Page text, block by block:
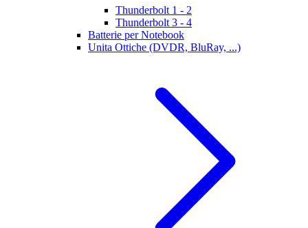
Thunderbolt 1 - 2
Thunderbolt 3 - 4
Batterie per Notebook
Unita Ottiche (DVDR, BluRay, ...)